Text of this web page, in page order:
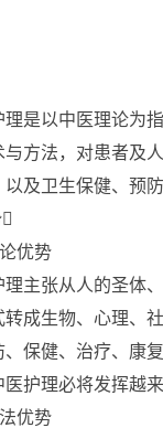
理是以中医理论为
与方法，对患者及
以及卫生保健、预
优势
张从人的圣体、
转成生物、心理、
、保健、治疗、康
医护理必将发挥越
优势